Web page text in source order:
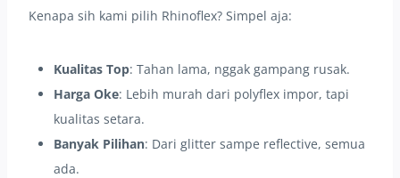
Kenapa sih kami pilih Rhinoflex? Simpel aja:
Kualitas Top: Tahan lama, nggak gampang rusak.
Harga Oke: Lebih murah dari polyflex impor, tapi
kualitas setara.
Banyak Pilihan: Dari glitter sampe reflective, semua
ada.